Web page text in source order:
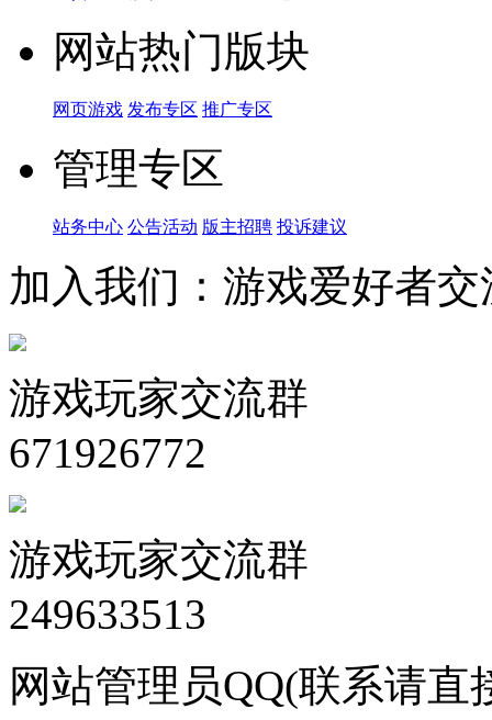
网站热门版块
网页游戏 发布专区 推广专区
管理专区
站务中心 公告活动 版主招聘 投诉建议
加入我们：游戏爱好者交
游戏玩家交流群
671926772
游戏玩家交流群
249633513
网站管理员QQ(联系请直